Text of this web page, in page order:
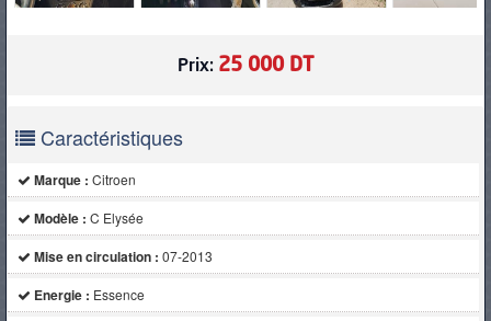
Prix: 25 000 DT
Caractéristiques
Marque : Citroen
Modèle : C Elysée
Mise en circulation : 07-2013
Energie : Essence